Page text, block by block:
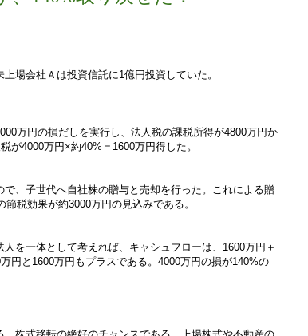
場会社Ａは投資信託に1億円投資していた。
万円の損だしを実行し、法人税の課税所得が4800万円か
が4000万円×約40%＝1600万円得した。
、子世代へ自社株の贈与と売却を行った。これによる贈
税効果が約3000万円の見込みである。
を一体として考えれば、キャシュフローは、1600万円＋
円と1600万円もプラスである。4000万円の損が140%の